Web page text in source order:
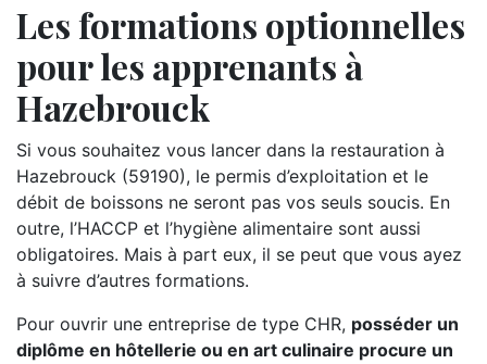
Les formations optionnelles
pour les apprenants à
Hazebrouck
Si vous souhaitez vous lancer dans la restauration à
Hazebrouck (59190), le permis d’exploitation et le
débit de boissons ne seront pas vos seuls soucis. En
outre, l’HACCP et l’hygiène alimentaire sont aussi
obligatoires. Mais à part eux, il se peut que vous ayez
à suivre d’autres formations.
Pour ouvrir une entreprise de type CHR, posséder un
diplôme en hôtellerie ou en art culinaire procure un